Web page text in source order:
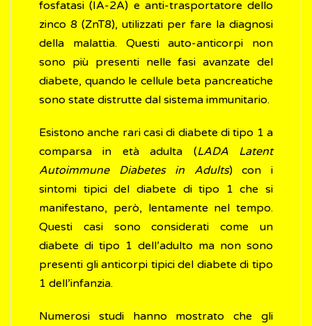
fosfatasi (IA-2A) e anti-trasportatore dello
zinco 8 (ZnT8), utilizzati per fare la diagnosi
della malattia. Questi auto-anticorpi non
sono più presenti nelle fasi avanzate del
diabete, quando le cellule beta pancreatiche
sono state distrutte dal sistema immunitario.
Esistono anche rari casi di diabete di tipo 1 a
comparsa in età adulta (LADA Latent
Autoimmune Diabetes in Adults) con i
sintomi tipici del diabete di tipo 1 che si
manifestano, però, lentamente nel tempo.
Questi casi sono considerati come un
diabete di tipo 1 dell’adulto ma non sono
presenti gli anticorpi tipici del diabete di tipo
1 dell’infanzia.
Numerosi studi hanno mostrato che gli